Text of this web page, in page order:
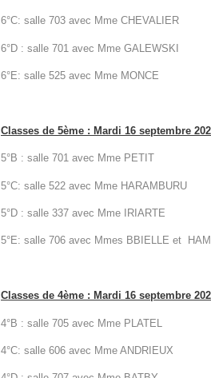
6°C: salle 703 avec Mme CHEVALIER
6°D : salle 701 avec Mme GALEWSKI
6°E: salle 525 avec Mme MONCE
Classes de 5ème : Mardi 16 septembre
5°B : salle 701 avec Mme PETIT
5°C: salle 522 avec Mme HARAMBURU
5°D : salle 337 avec Mme IRIARTE
5°E: salle 706 avec Mmes BBIELLE et
Classes de 4ème : Mardi 16 septembre
4°B : salle 705 avec Mme PLATEL
4°C: salle 606 avec Mme ANDRIEUX